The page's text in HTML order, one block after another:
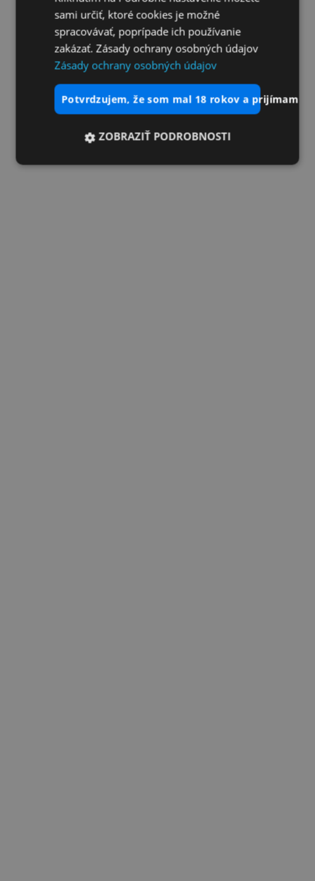
sami určiť, ktoré cookies je možné
spracovávať, poprípade ich používanie
zakázať. Zásady ochrany osobných údajov
Zásady ochrany osobných údajov
potvrdzujem, že som mal 18 rokov a prijímam
ZOBRAZIŤ PODROBNOSTI